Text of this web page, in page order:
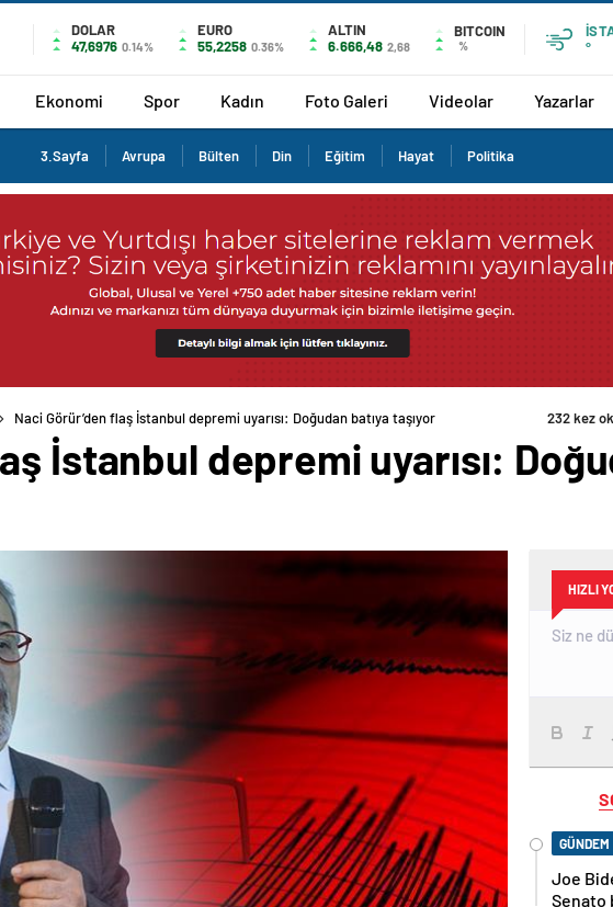
DOLAR
47,6976 0.14%
EURO
55,2258 0.36%
ALTIN
6.666,48 2,68
BITCOIN
%
°
Ekonomi Spor Kadın Foto Galeri Videolar Yazarlar
3.Sayfa Avrupa Bülten Din Eğitim Hayat Politika
Naci Görür’den flaş İstanbul depremi uyarısı: Doğudan batıya taşıyor 232 kez
İstanbul depremi uyarısı:
HIZLI
GÜNDEM
Joe
Senato